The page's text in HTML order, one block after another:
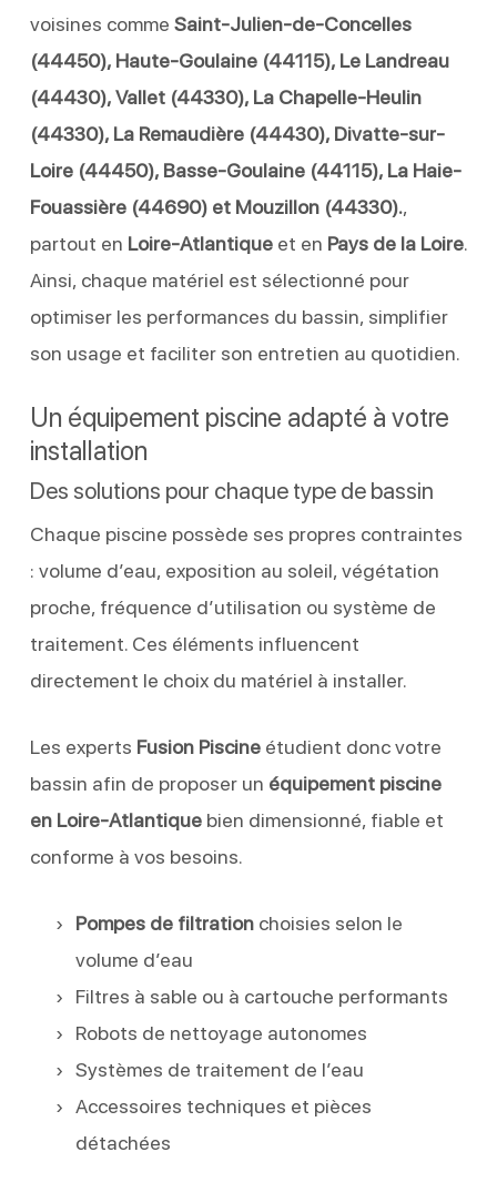
voisines comme Saint-Julien-de-Concelles
(44450), Haute-Goulaine (44115), Le Landreau
(44430), Vallet (44330), La Chapelle-Heulin
(44330), La Remaudière (44430), Divatte-sur-
Loire (44450), Basse-Goulaine (44115), La Haie-
Fouassière (44690) et Mouzillon (44330).,
partout en Loire-Atlantiqueet en Pays de la Loire.
Ainsi, chaque matériel est sélectionné pour
optimiser les performances du bassin, simplifier
son usage et faciliter son entretien au quotidien.
Un équipement piscine adapté à votre
installation
Des solutions pour chaque type de bassin
Chaque piscine possède ses propres contraintes
: volume d’eau, exposition au soleil, végétation
proche, fréquence d’utilisation ou système de
traitement. Ces éléments influencent
directement le choix du matériel à installer.
Les experts Fusion Piscineétudient donc votre
bassin afin de proposer un équipement piscine
en Loire-Atlantiquebien dimensionné, fiable et
conforme à vos besoins.
Pompes de filtrationchoisies selon le
volume d’eau
Filtres à sable ou à cartouche performants
Robots de nettoyage autonomes
Systèmes de traitement de l’eau
Accessoires techniques et pièces
détachées